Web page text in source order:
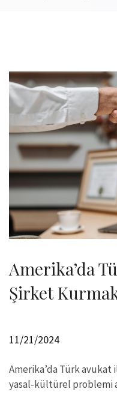
Amerika’da
Şirket
11/21/2024
Amerika’da Türk
yasal-kültürel problemi